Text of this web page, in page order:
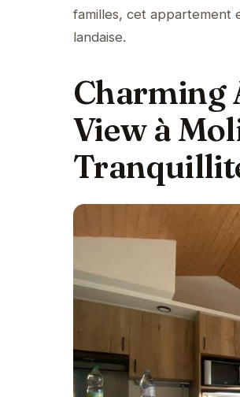
familles, cet appartement
landaise.
Charming
View à